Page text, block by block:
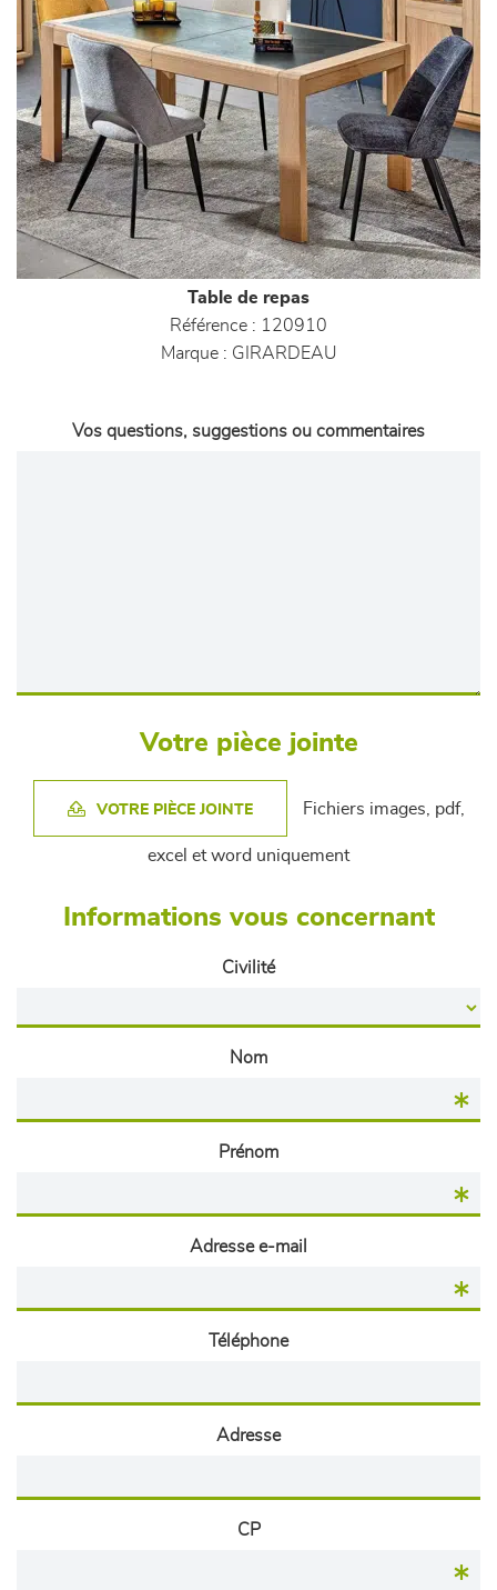
Table de repas
Référence : 120910
Marque : GIRARDEAU
Vos questions, suggestions ou commentaires
Votre pièce jointe
VOTRE PIÈCE JOINTE Fichiers images, pdf,
excel et word uniquement
Informations vous concernant
Civilité
Nom
Prénom
Adresse e-mail
Téléphone
Adresse
CP